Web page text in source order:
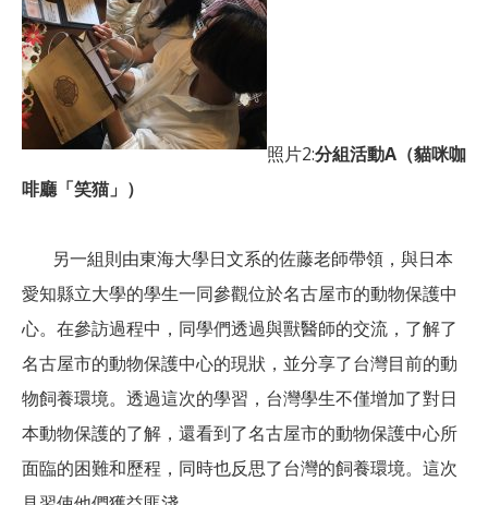
照片2:分組活動A（貓咪咖
啡廳「笑猫」）
另一組則由東海大學日文系的佐藤老師帶領，與日本
愛知縣立大學的學生一同參觀位於名古屋市的動物保護中
心。在參訪過程中，同學們透過與獸醫師的交流，了解了
名古屋市的動物保護中心的現狀，並分享了台灣目前的動
物飼養環境。透過這次的學習，台灣學生不僅增加了對日
本動物保護的了解，還看到了名古屋市的動物保護中心所
面臨的困難和歷程，同時也反思了台灣的飼養環境。這次